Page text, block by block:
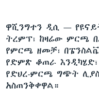
ዋሺንግተን ዲሲ —
ትረምፕ፣ ከዛሬው ምርጫ
የምርጫ ዘመቻ፣
የድምጽ ቆጠራ
የድህረ-ምርጫ ግጭት
አስጠንቅቀዋል።